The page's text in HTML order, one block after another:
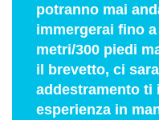
potranno mai
immergerai fino
metri/300 piedi
il brevetto, ci
addestramento ti
esperienza in